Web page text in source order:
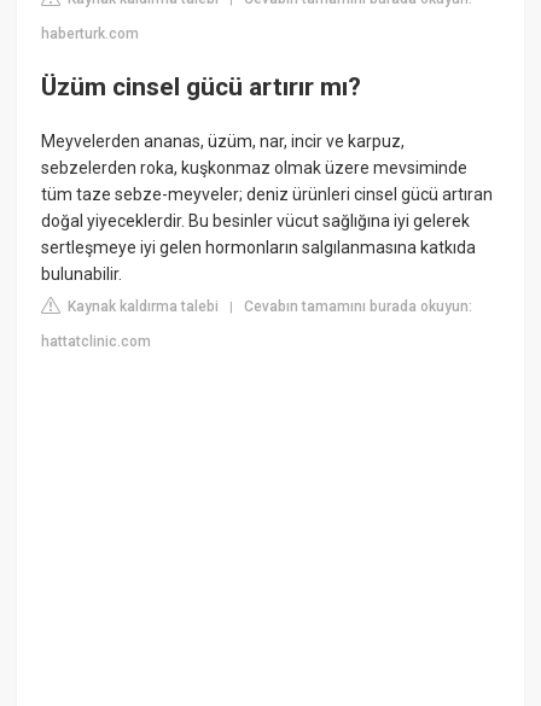
haberturk.com
Üzüm cinsel gücü artırır mı?
Meyvelerden ananas, üzüm, nar, incir ve karpuz,
sebzelerden roka, kuşkonmaz olmak üzere mevsiminde
tüm taze sebze-meyveler; deniz ürünleri cinsel gücü artıran
doğal yiyeceklerdir. Bu besinler vücut sağlığına iyi gelerek
sertleşmeye iyi gelen hormonların salgılanmasına katkıda
bulunabilir.
Kaynak kaldırma talebi |Cevabın tamamını burada okuyun:
hattatclinic.com